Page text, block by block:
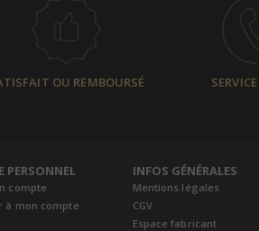
OU REMBOURSÉ
PERSONNEL
compte
à mon compte
INFOS GÉNÉRALES
Mentions légales
CGV
Espace fabricant